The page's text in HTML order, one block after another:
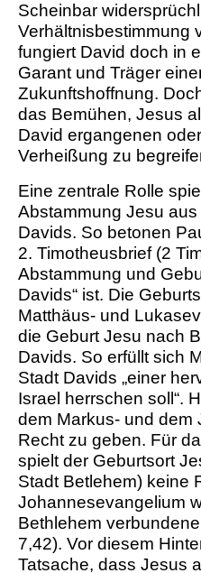
Scheinbar
Verhältnisbestimmung
fungiert David doch in
Garant und Träger
Zukunftshoffnung.
das Bemühen, Jesus
David ergangenen
Verheißung zu
Eine zentrale Rolle
Abstammung Jesu
Davids. So betonen
2. Timotheusbrief (2
Abstammung und
Davids“ ist. Die
Matthäus- und
die Geburt Jesu nach
Davids. So erfüllt sich
Stadt Davids „einer
Israel herrschen soll“.
dem Markus- und dem
Recht zu geben. Für
spielt der Geburtsort
Stadt Betlehem) keine
Johannesevangelium
Bethlehem
7,42). Vor diesem
Tatsache, dass Jesus